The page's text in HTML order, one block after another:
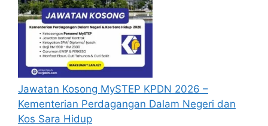
kemaskini maklumat anda yang telah
didaftarkan. Permohonan yang tidak
menerima sebarang jawapan selepas
bulandari tarikh iklan ditutup hendaklah
menganggap permohonan mereka tidak
berjaya.
Mohon Online
Jawatan Kosong MySTEP KPDN 2026 –
Kementerian Perdagangan Dalam Negeri dan
Kos Sara Hidup